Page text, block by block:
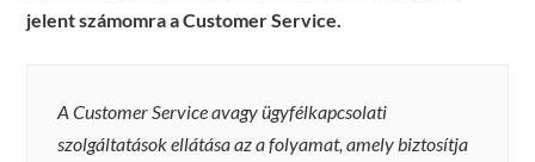
jelent számomra a Customer Service.
A Customer Service avagy ügyfélkapcsolati
szolgáltatások ellátása az a folyamat, amely biztosítja